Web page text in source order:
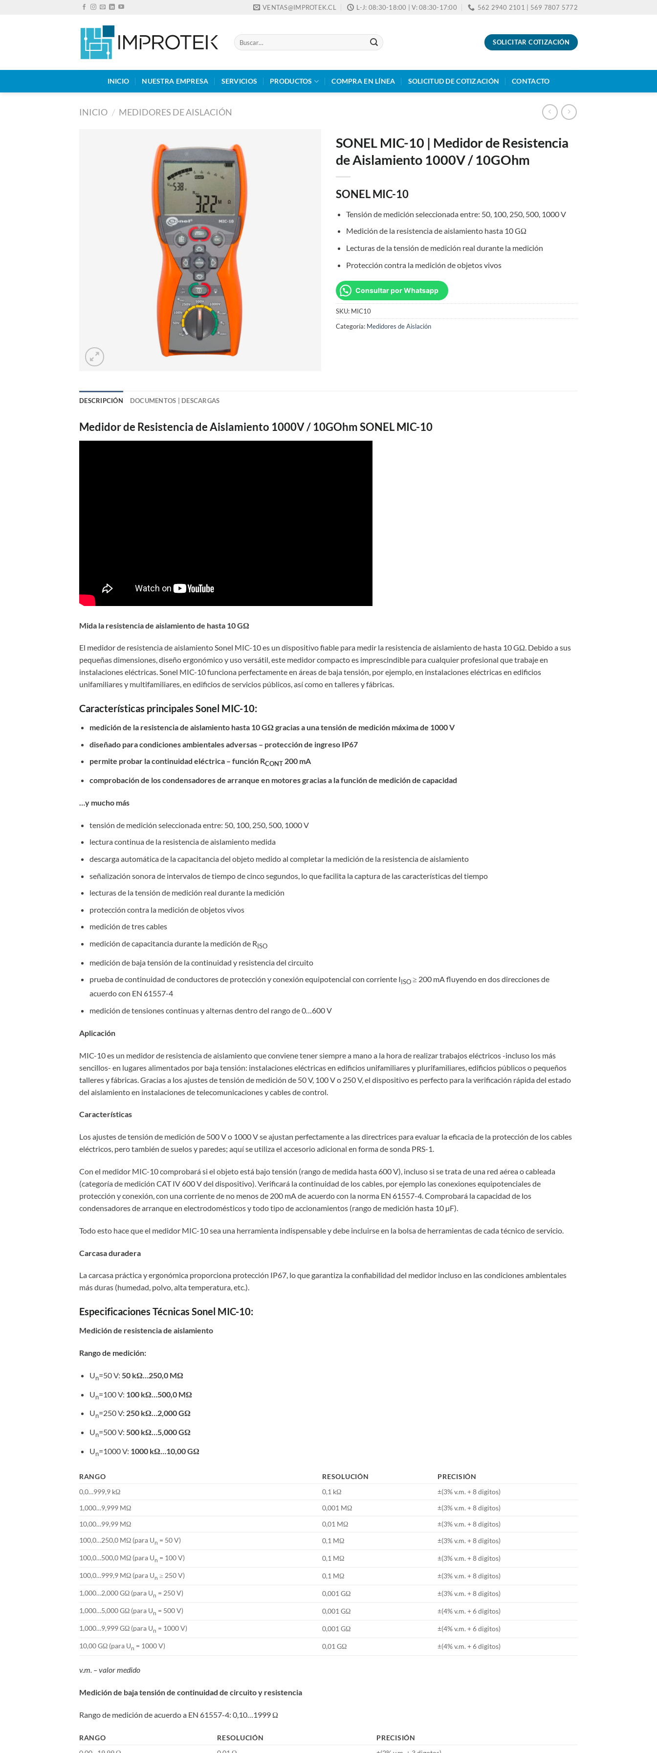
VENTAS@IMPROTEK.CL L-J: 08:30-18:00 | V: 08:30-17:00 562 2940 2101 | 569 7807 5772
Buscar
por:
SOLICITAR COTIZACIÓN
INICIO NUESTRA EMPRESA SERVICIOS PRODUCTOS COMPRA EN LÍNEA SOLICITUD DE COTIZACIÓN CONTACTO
INICIO / MEDIDORES DE AISLACIÓN
SONEL MIC-10 | Medidor de Resistencia
de Aislamiento 1000V / 10GOhm
SONEL MIC-10
Tensión de medición seleccionada entre: 50, 100, 250, 500, 1000 V
Medición de la resistencia de aislamiento hasta 10 GΩ
Lecturas de la tensión de medición real durante la medición
Protección contra la medición de objetos vivos
Consultar por Whatsapp
SKU: MIC10
Categoría: Medidores de Aislación
DESCRIPCIÓN DOCUMENTOS | DESCARGAS
Medidor de Resistencia de Aislamiento 1000V / 10GOhm SONEL MIC-10
Mida la resistencia de aislamiento de hasta 10 GΩ
El medidor de resistencia de aislamiento Sonel MIC-10 es un dispositivo fiable para medir la resistencia de aislamiento de hasta 10 GΩ. Debido a sus
pequeñas dimensiones, diseño ergonómico y uso versátil, este medidor compacto es imprescindible para cualquier profesional que trabaje en
instalaciones eléctricas. Sonel MIC-10 funciona perfectamente en áreas de baja tensión, por ejemplo, en instalaciones eléctricas en edificios
unifamiliares y multifamiliares, en edificios de servicios públicos, así como en talleres y fábricas.
Características principales Sonel MIC-10:
medición de la resistencia de aislamiento hasta 10 GΩ gracias a una tensión de medición máxima de 1000 V
diseñado para condiciones ambientales adversas – protección de ingreso IP67
permite probar la continuidad eléctrica – función RCONT200 mA
comprobación de los condensadores de arranque en motores gracias a la función de medición de capacidad
…y mucho más
tensión de medición seleccionada entre: 50, 100, 250, 500, 1000 V
lectura continua de la resistencia de aislamiento medida
descarga automática de la capacitancia del objeto medido al completar la medición de la resistencia de aislamiento
señalización sonora de intervalos de tiempo de cinco segundos, lo que facilita la captura de las características del tiempo
lecturas de la tensión de medición real durante la medición
protección contra la medición de objetos vivos
medición de tres cables
medición de capacitancia durante la medición de RISO
medición de baja tensión de la continuidad y resistencia del circuito
prueba de continuidad de conductores de protección y conexión equipotencial con corriente IISO≥ 200 mA fluyendo en dos direcciones de
acuerdo con EN 61557-4
medición de tensiones continuas y alternas dentro del rango de 0…600 V
Aplicación
MIC-10 es un medidor de resistencia de aislamiento que conviene tener siempre a mano a la hora de realizar trabajos eléctricos -incluso los más
sencillos- en lugares alimentados por baja tensión: instalaciones eléctricas en edificios unifamiliares y plurifamiliares, edificios públicos o pequeños
talleres y fábricas. Gracias a los ajustes de tensión de medición de 50 V, 100 V o 250 V, el dispositivo es perfecto para la verificación rápida del estado
del aislamiento en instalaciones de telecomunicaciones y cables de control.
Características
Los ajustes de tensión de medición de 500 V o 1000 V se ajustan perfectamente a las directrices para evaluar la eficacia de la protección de los cables
eléctricos, pero también de suelos y paredes; aquí se utiliza el accesorio adicional en forma de sonda PRS-1.
Con el medidor MIC-10 comprobará si el objeto está bajo tensión (rango de medida hasta 600 V), incluso si se trata de una red aérea o cableada
(categoría de medición CAT IV 600 V del dispositivo). Verificará la continuidad de los cables, por ejemplo las conexiones equipotenciales de
protección y conexión, con una corriente de no menos de 200 mA de acuerdo con la norma EN 61557-4. Comprobará la capacidad de los
condensadores de arranque en electrodomésticos y todo tipo de accionamientos (rango de medición hasta 10 µF).
Todo esto hace que el medidor MIC-10 sea una herramienta indispensable y debe incluirse en la bolsa de herramientas de cada técnico de servicio.
Carcasa duradera
La carcasa práctica y ergonómica proporciona protección IP67, lo que garantiza la confiabilidad del medidor incluso en las condiciones ambientales
más duras (humedad, polvo, alta temperatura, etc.).
Especificaciones Técnicas Sonel MIC-10:
Medición de resistencia de aislamiento
Rango de medición:
Un=50 V: 50 kΩ…250,0 MΩ
Un=100 V: 100 kΩ…500,0 MΩ
Un=250 V: 250 kΩ…2,000 GΩ
Un=500 V: 500 kΩ…5,000 GΩ
Un=1000 V: 1000 kΩ…10,00 GΩ
RANGO RESOLUCIÓN
PRECISIÓN
0,0…999,9 kΩ
0,1 kΩ
±(3% v.m. + 8 digitos)
1,000…9,999 MΩ
0,001 MΩ
±(3% v.m. + 8 digitos)
10,00…99,99 MΩ
0,01 MΩ
±(3% v.m. + 8 digitos)
100,0…250,0 MΩ (para Un = 50 V) 0,1 MΩ ±(3% v.m. + 8 digitos)
100,0…500,0 MΩ (para Un = 100 V) 0,1 MΩ ±(3% v.m. + 8 digitos)
100,0…999,9 MΩ (para Un ≥ 250 V) 0,1 MΩ ±(3% v.m. + 8 digitos)
1,000…2,000 GΩ (para Un = 250 V) 0,001 GΩ ±(3% v.m. + 8 digitos)
1,000…5,000 GΩ (para Un = 500 V) 0,001 GΩ ±(4% v.m. + 6 digitos)
1,000…9,999 GΩ (para Un = 1000 V) 0,001 GΩ ±(4% v.m. + 6 digitos)
10,00 GΩ (para Un = 1000 V) 0,01 GΩ ±(4% v.m. + 6 digitos)
v.m. – valor medido
Medición de baja tensión de continuidad de circuito y resistencia
Rango de medición de acuerdo a EN 61557-4: 0,10…1999 Ω
RANGO RESOLUCIÓN
PRECISIÓN